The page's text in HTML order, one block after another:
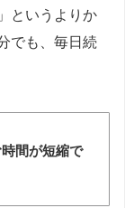
というよりか
でも、毎日続
間が短縮で